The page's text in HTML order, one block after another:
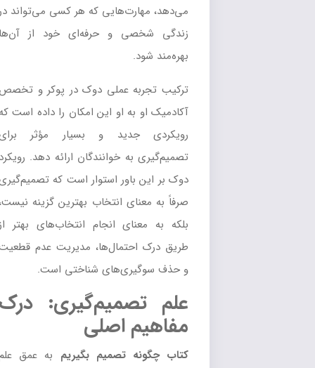
می‌دهد، مهارت‌هایی که هر کسی می‌تواند در
زندگی شخصی و حرفه‌ای خود از آن‌ها
بهره‌مند شود.
ترکیب تجربه عملی دوک در پوکر و تخصص
آکادمیک او به او این امکان را داده است که
رویکردی جدید و بسیار مؤثر برای
تصمیم‌گیری به خوانندگان ارائه دهد. رویکرد
دوک بر این باور استوار است که تصمیم‌گیری
صرفاً به معنای انتخاب بهترین گزینه نیست،
بلکه به معنای انجام انتخاب‌های بهتر از
طریق درک احتمال‌ها، مدیریت عدم قطعیت
و حذف سوگیری‌های شناختی است.
علم تصمیم‌گیری: درک
مفاهیم اصلی
کتاب چگونه تصمیم بگیریم به عمق علم